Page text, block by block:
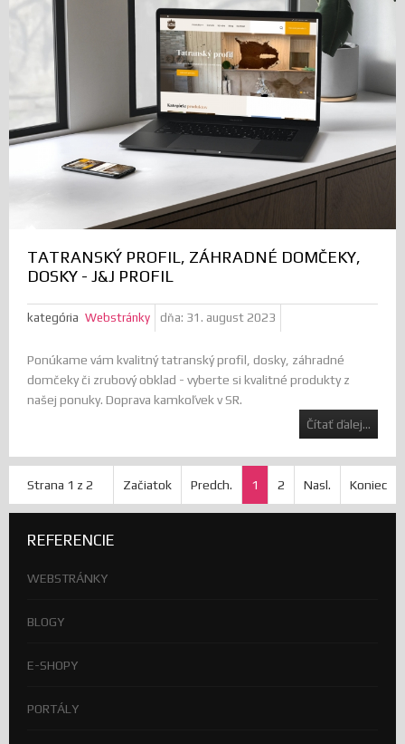
TATRANSKÝ PROFIL, ZÁHRADNÉ DOMČEKY,
DOSKY - J&J PROFIL
kategória Webstránky dňa: 31. august 2023
Ponúkame vám kvalitný tatranský profil, dosky, záhradné
domčeky či zrubový obklad - vyberte si kvalitné produkty z
našej ponuky. Doprava kamkoľvek v SR.
Čítať ďalej...
Začiatok Predch. 1 2 Nasl. Koniec
Strana 1 z 2
REFERENCIE
WEBSTRÁNKY
BLOGY
E-SHOPY
PORTÁLY